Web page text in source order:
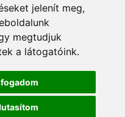
jelenít meg,
megtudjuk
a látogatóink.
és
a hírlevélre »
Minden jog
esetekben.